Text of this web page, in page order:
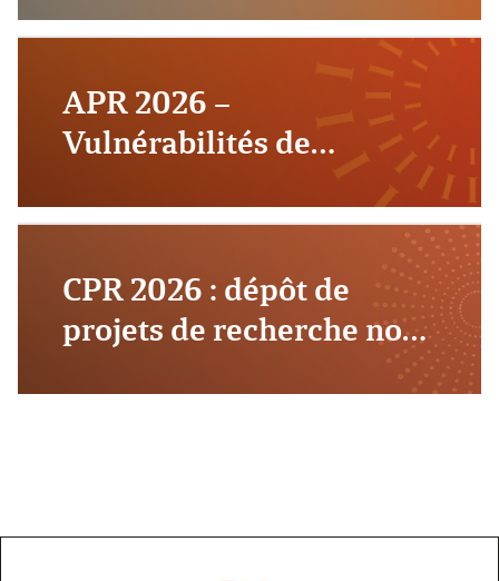
édition
APR 2026 –
Vulnérabilités de
CPR 2026 : dépôt de
projets de recherche non